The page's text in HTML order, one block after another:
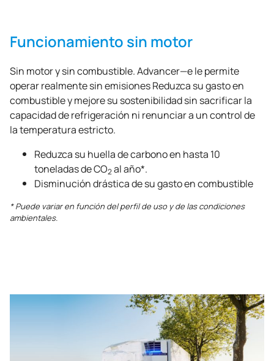
Funcionamiento sin motor
Sin motor y sin combustible. Advancer—e le permite
operar realmente sin emisiones Reduzca su gasto en
combustible y mejore su sostenibilidad sin sacrificar la
capacidad de refrigeración ni renunciar a un control de
la temperatura estricto.
Reduzca su huella de carbono en hasta 10
toneladas de CO2al año*.
Disminución drástica de su gasto en combustible
* Puede variar en función del perfil de uso y de las condiciones
ambientales.